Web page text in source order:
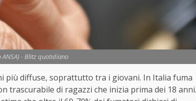
- Blitz quotidiano
più diffuse, soprattutto tra i giovani. In Italia fuma
trascurabile di ragazzi che inizia prima dei 18 anni.